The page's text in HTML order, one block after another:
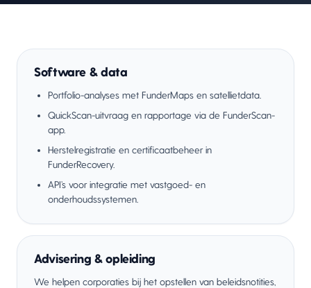
Software & data
Portfolio-analyses met FunderMaps en satellietdata.
QuickScan-uitvraag en rapportage via de FunderScan-
app.
Herstelregistratie en certificaatbeheer in
FunderRecovery.
API’s voor integratie met vastgoed- en
onderhoudssystemen.
Advisering & opleiding
We helpen corporaties bij het opstellen van beleidsnotities,